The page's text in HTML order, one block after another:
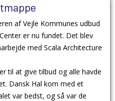
af Vejle Kommunes udbud
er nu fundet. Det blev
med Scala Architecture
til at give tilbud og alle havde
Dansk Hal kom med et
var bedst, og så var de